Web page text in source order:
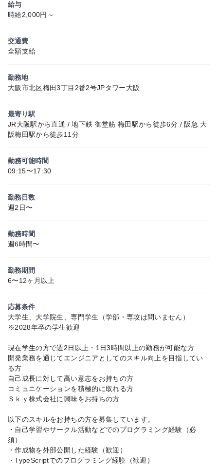
給与
時給2,000円～
交通費
全額支給
勤務地
大阪市北区梅田3丁目2番2号JPタワー大阪
最寄り駅
JR大阪駅から直通 / 地下鉄 御堂筋 梅田駅から徒歩6分 / 阪急 大
阪梅田駅から徒歩11分
勤務可能時間
09:15〜17:30
勤務日数
週2日〜
勤務時間
週6時間〜
勤務期間
6〜12ヶ月以上
応募条件
大学生、大学院生、専門学生（学部・専攻は問いません）
※2028年卒の学生歓迎
現在学生の方で週2日以上・1日3時間以上の勤務が可能な方
開発業務を通じてエンジニアとしてのスキル向上を目指してい
る方
自己成長に対して高い意志をお持ちの方
コミュニケーションを積極的に取れる方
Ｓｋｙ株式会社に興味をお持ちの方
以下のスキルをお持ちの方を募集しています。
・自己学習やサークル活動などでのプログラミング経験（必
須）
・作成物を外部公開した経験（歓迎）
・TypeScriptでのプログラミング経験（歓迎）